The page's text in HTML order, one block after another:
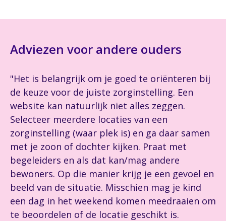
Adviezen voor andere ouders
"Het is belangrijk om je goed te oriënteren bij
de keuze voor de juiste zorginstelling. Een
website kan natuurlijk niet alles zeggen.
Selecteer meerdere locaties van een
zorginstelling (waar plek is) en ga daar samen
met je zoon of dochter kijken. Praat met
begeleiders en als dat kan/mag andere
bewoners. Op die manier krijg je een gevoel en
beeld van de situatie. Misschien mag je kind
een dag in het weekend komen meedraaien om
te beoordelen of de locatie geschikt is.